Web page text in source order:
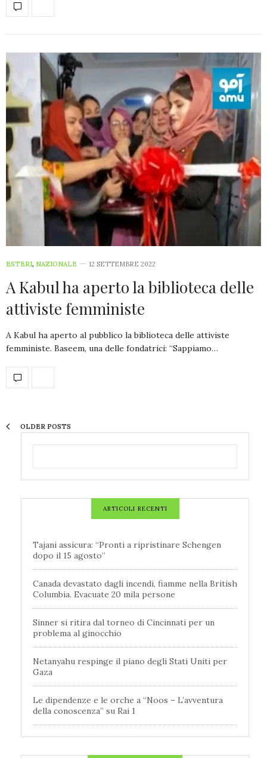
ESTERI, NAZIONALE 12 SETTEMBRE 2022
A Kabul ha aperto la biblioteca delle
attiviste femministe
A Kabul ha aperto al pubblico la biblioteca delle attiviste
femministe. Baseem, una delle fondatrici: “Sappiamo…
OLDER POSTS
ARTICOLI RECENTI
Tajani assicura: “Pronti a ripristinare Schengen
dopo il 15 agosto”
Canada devastato dagli incendi, fiamme nella British
Columbia. Evacuate 20 mila persone
Sinner si ritira dal torneo di Cincinnati per un
problema al ginocchio
Netanyahu respinge il piano degli Stati Uniti per
Gaza
Le dipendenze e le orche a “Noos – L’avventura
della conoscenza” su Rai 1